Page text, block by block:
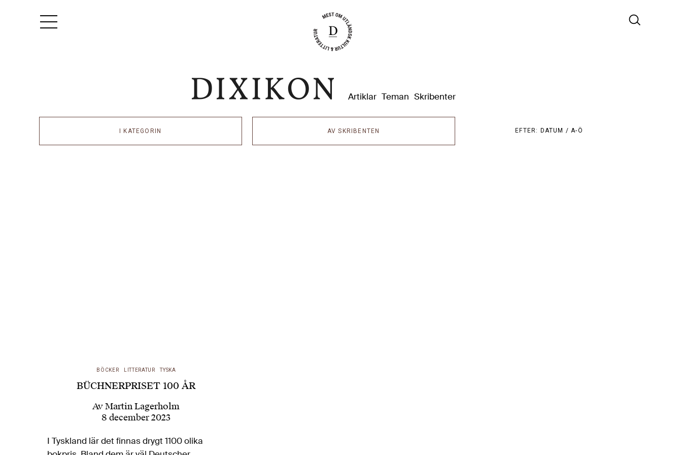
Artiklar Teman Skribenter
I KATEGORIN AV SKRIBENTEN EFTER: DATUM / A-Ö
BÖCKER LITTERATUR TYSKA
BÜCHNERPRISET 100 ÅR
AvMartin Lagerholm
8 december 2023
I Tyskland lär det finnas drygt 1100 olika